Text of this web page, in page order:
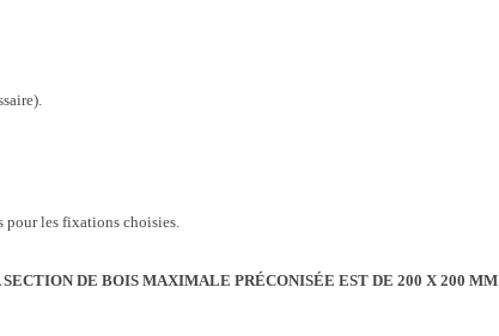
pour les fixations choisies.
DE BOIS MAXIMALE PRÉCONISÉE EST DE 200 X 200 MM